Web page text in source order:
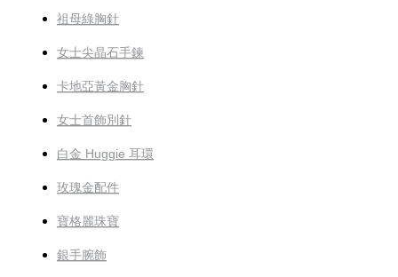
祖母綠胸針
女士尖晶石手鍊
卡地亞黃金胸針
女士首飾別針
白金 Huggie 耳環
玫瑰金配件
寶格麗珠寶
銀手腕飾